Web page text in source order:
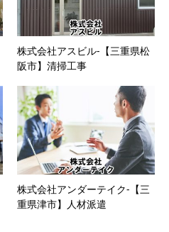
株式会社アスビル-【三重県松
阪市】清掃工事
株式会社アンダーテイク-【三
重県津市】人材派遣